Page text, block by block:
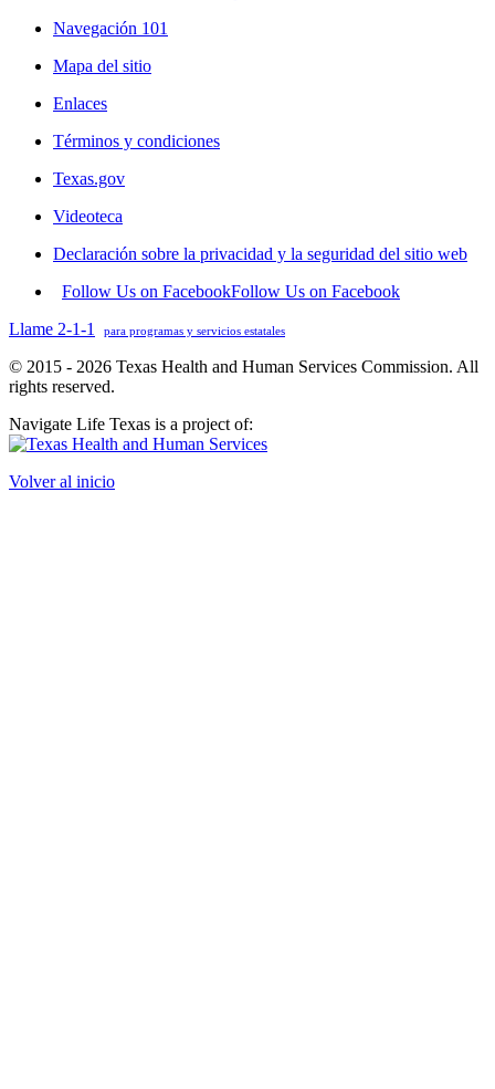
Navegación 101
Mapa del sitio
Enlaces
Términos y condiciones
Texas.gov
Videoteca
Declaración sobre la privacidad y la seguridad del sitio web
Follow Us on FacebookFollow Us on Facebook
Llame 2-1-1
para programas y servicios estatales
© 2015 - 2026 Texas Health and Human Services Commission. All
rights reserved.
Navigate Life Texas is a project of:
Volver al inicio